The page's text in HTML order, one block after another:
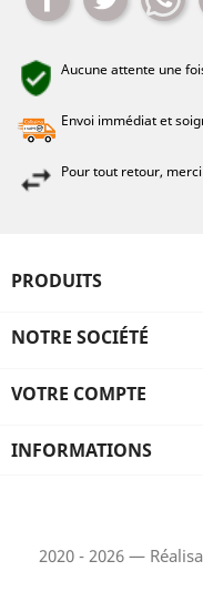
Aucune attente une
Envoi immédiat et
Pour tout retour,
PRODUITS
NOTRE SOCIÉTÉ
VOTRE COMPTE
INFORMATIONS
2020 - 2026 —